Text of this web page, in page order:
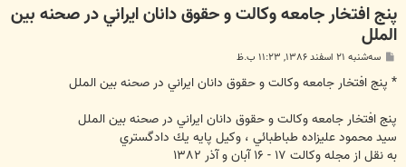
پنج افتخار جامعه وكالت و حقوق دانان ايراني در صحنه بين
الملل
ت
سه‌شنبه ۲۱ اسفند ۱۳۸۶, ۱۱:۲۳ ب.ظ
* پنج افتخار جامعه وكالت و حقوق دانان ايراني در صحنه بين الملل
پنج افتخار جامعه وكالت و حقوق دانان ايراني در صحنه بين الملل
سيد محمود عليزاده طباطبائي ، وكيل پايه يك دادگستري
به نقل از مجله وكالت ۱۷ - ۱۶ آبان و آذر ۱۳۸۲